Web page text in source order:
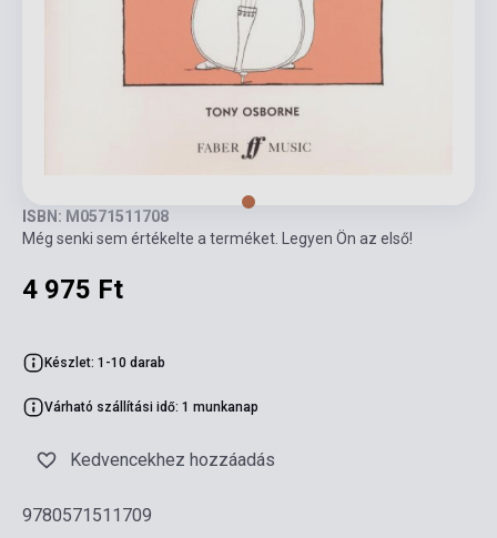
ISBN: M0571511708
Még senki sem értékelte a terméket. Legyen Ön az első!
4 975 Ft
Készlet: 1-10 darab
Várható szállítási idő: 1 munkanap
Kedvencekhez hozzáadás
9780571511709